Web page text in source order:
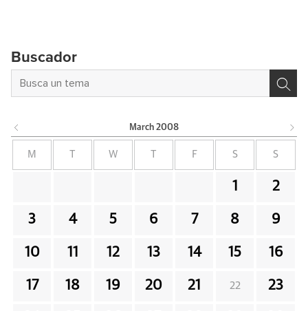
Buscador
March 2008
M W F S S
1 2
3 4 5 6 7 8 9
10 11 12 13 14 15 16
17 18 19 20 21 22 23